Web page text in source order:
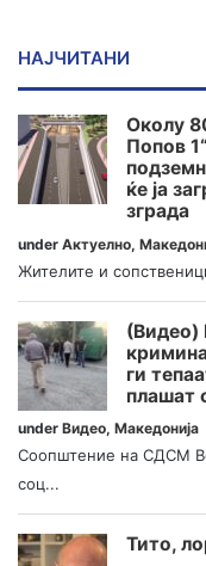
НАЈЧИТАНИ
Околу
Попов
ќе ја
зграда
under Актуелно,
Жителите и
(Видео)
ги
плашат
under Видео, Македонија
Соопштение на СДСМ
соц...
Тито,